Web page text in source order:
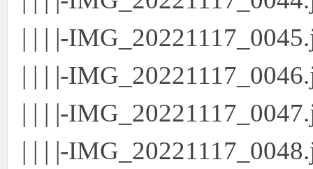
| | | |-
| | | |-
| | | |-
| | | |-